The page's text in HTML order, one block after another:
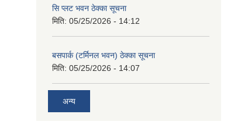
सि प्लट भवन ठेक्का सूचना
मिति: 05/25/2026 - 14:12
बसपार्क (टर्मिनल भवन) ठेक्का सूचना
मिति: 05/25/2026 - 14:07
अन्य